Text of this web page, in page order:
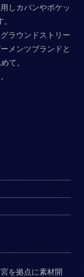
しカバンやポケッ
ラウンドストリー
メンツブランドと
て。
を拠点に素材開